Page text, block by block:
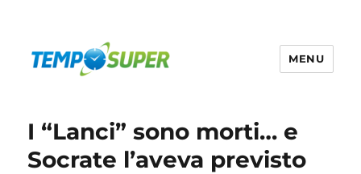
MENU
I “Lanci” sono morti… e
Socrate l’aveva previsto